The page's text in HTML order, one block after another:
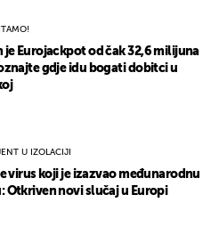
je Eurojackpot od čak 32,6 milijuna
gdje idu bogati dobitci u
U IZOLACIJI
virus koji je izazvao međunarodnu
Otkriven novi slučaj u Europi